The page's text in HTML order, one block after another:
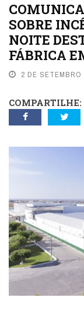
SOBRE
NOITE
FÁBRICA
2 DE SETEMBRO
COMPARTILHE: